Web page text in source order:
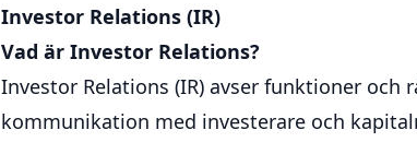
Investor Relations (IR)
Vad är Investor Relations?
Investor Relations (IR) avser funktioner och
kommunikation med investerare och